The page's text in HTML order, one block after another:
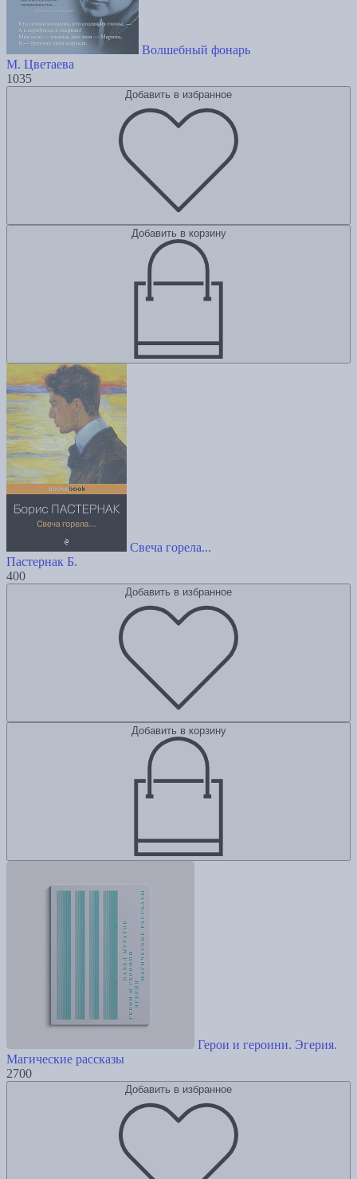
Волшебный фонарь
М. Цветаева
1035
Добавить в избранное
Добавить в корзину
Свеча горела...
Пастернак Б.
400
Добавить в избранное
Добавить в корзину
Герои и героини. Эгерия.
Магические рассказы
2700
Добавить в избранное